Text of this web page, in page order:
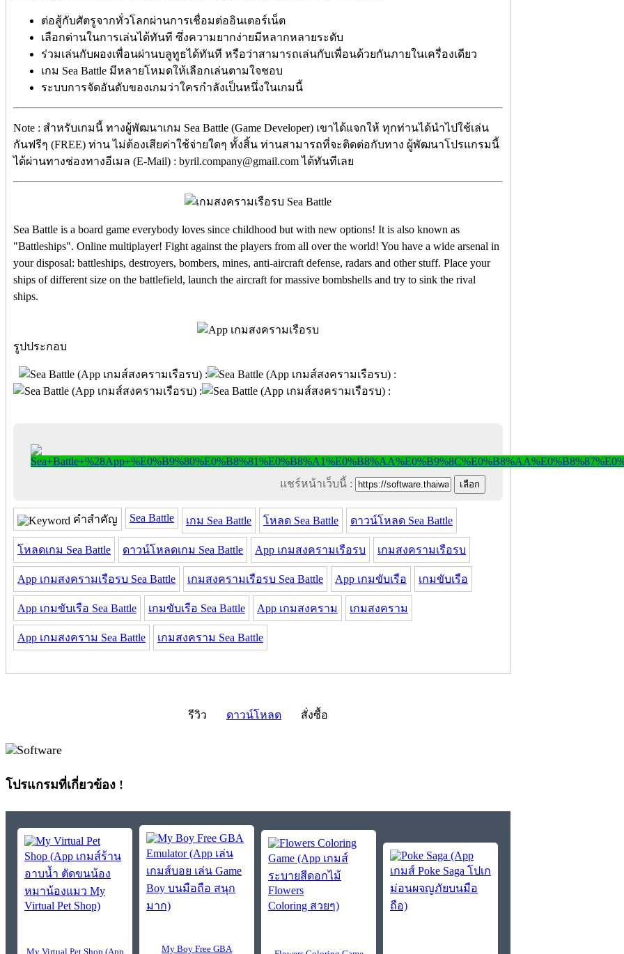
ต่อสู้กับศัตรูจากทั่วโลกผ่านการเชื่อมต่ออินเตอร์เน็ต
เลือกด่านในการเล่นได้ทันที ซึ่งความยากง่ายมีหลากหลายระดับ
ร่วมเล่นกับผองเพื่อนผ่านบลูทูธได้ทันที หรือว่าสามารถเล่นกับเพื่อนด้วยกันภายในเครื่องเดียว
เกม Sea Battle มีหลายโหมดให้เลือกเล่นตามใจชอบ
ระบบการจัดอันดับของเกมว่าใครกำลังเป็นหนึ่งในเกมนี้
Note : สำหรับเกมนี้ ทางผู้พัฒนาเกม Sea Battle (Game Developer) เขาได้แจกให้ ทุกท่านได้นำไปใช้เล่น
กันฟรีๆ (FREE) ท่าน ไม่ต้องเสียค่าใช้จ่ายใดๆ ทั้งสิ้น ท่านสามารถที่จะติดต่อกับทาง ผู้พัฒนาโปรแกรมนี้
ได้ผ่านทางช่องทางอีเมล (E-Mail) : byril.company@gmail.com ได้ทันทีเลย
Sea Battle is a board game everybody loves since childhood but with new options! It is also known as
"Battleships". Online multiplayer! Fight against the players from all over the world! You have a wide arsenal in
your disposal: battleships, destroyers, bombers, mines, anti-aircraft defense, radars and other stuff. Place your
ships of different size on the battlefield, launch the aircraft for massive bombshells and try to sink the rival
ships.
รูปประกอบ
แชร์หน้าเว็บนี้ :
คำสำคัญ Sea Battle เกม Sea Battle โหลด Sea Battle ดาวน์โหลด Sea Battle
โหลดเกม Sea Battle ดาวน์โหลดเกม Sea Battle App เกมสงครามเรือรบ เกมสงครามเรือรบ
App เกมสงครามเรือรบ Sea Battle เกมสงครามเรือรบ Sea Battle App เกมขับเรือ เกมขับเรือ
App เกมขับเรือ Sea Battle เกมขับเรือ Sea Battle App เกมสงคราม เกมสงคราม
App เกมสงคราม Sea Battle เกมสงคราม Sea Battle
รีวิว ดาวน์โหลด สั่งซื้อ
โปรแกรมที่เกี่ยวข้อง !
My Virtual Pet Shop (App My Boy Free GBA